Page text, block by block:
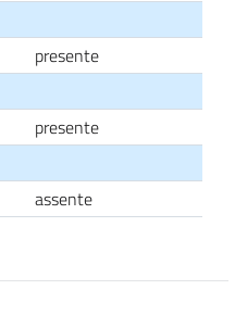
presente
presente
assente